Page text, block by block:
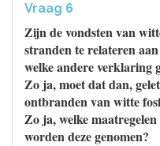
Vraag 6
Zijn de vondsten van
stranden te relateren
welke andere verklaring
Zo ja, moet dat dan,
ontbranden van witte
Zo ja, welke
worden deze genomen?